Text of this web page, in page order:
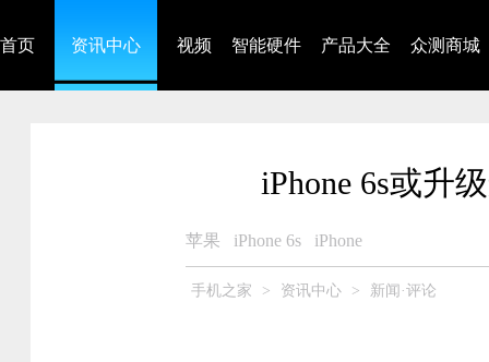
首页 资讯中心 视频 智能硬件 产品大全 众测商城
iPhone 6s或升
苹果 iPhone 6s iPhone
手机之家 > 资讯中心 > 新闻·评论